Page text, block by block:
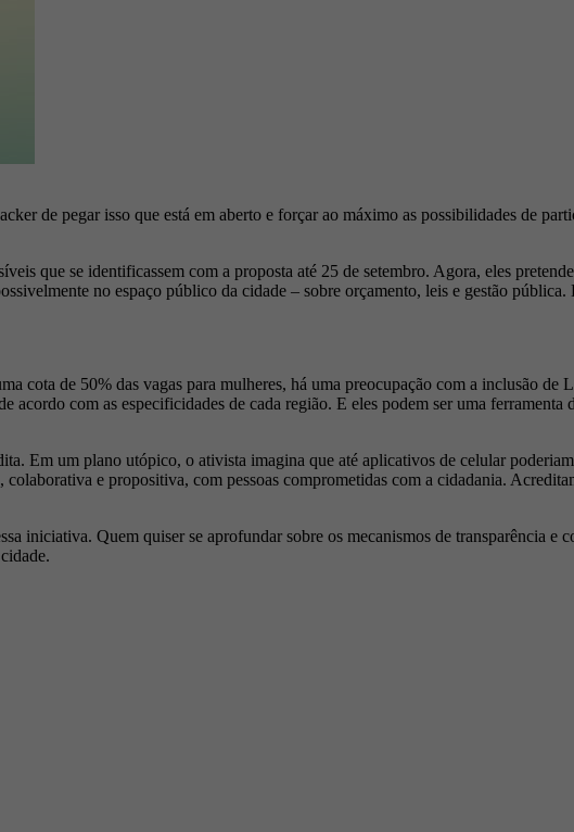
de pegar isso que está em aberto e forçar ao máximo as possibilidades de
que se identificassem com a proposta até 25 de setembro. Agora, eles
no espaço público da cidade – sobre orçamento, leis e gestão
cota de 50% das vagas para mulheres, há uma preocupação com a inclusão
com as especificidades de cada região. E eles podem ser uma ferramenta
Em um plano utópico, o ativista imagina que até aplicativos de celular
e propositiva, com pessoas comprometidas com a cidadania.
iniciativa. Quem quiser se aprofundar sobre os mecanismos de transparência e